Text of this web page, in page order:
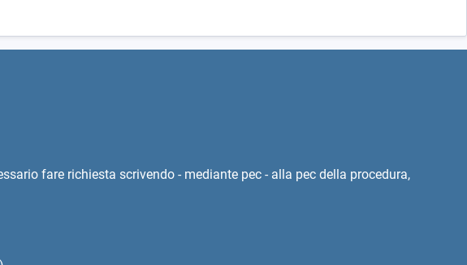
fare richiesta scrivendo - mediante pec - alla pec della procedura,